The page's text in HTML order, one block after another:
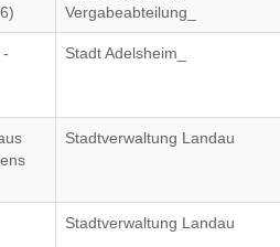
Vergabeabteilung_
Stadt Adelsheim_
Stadtverwaltung Landau
Stadtverwaltung Landau